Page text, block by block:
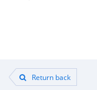
Return back